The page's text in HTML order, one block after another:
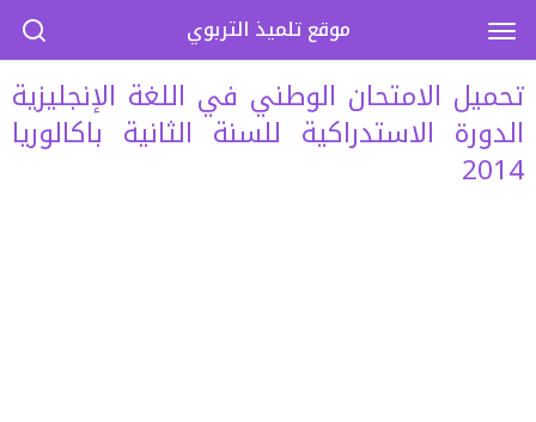
تحميل الامتحان الوطني في اللغة الإنجليزية
الدورة الاستدراكية للسنة الثانية باكالوريا
2014
موقع تلميذ التربوي